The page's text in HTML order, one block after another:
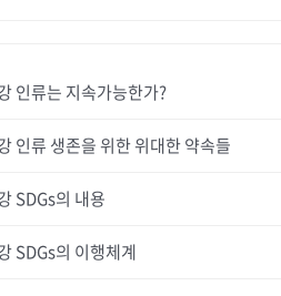
인류는 지속가능한가?
인류 생존을 위한 위대한 약속들
SDGs의 내용
SDGs의 이행체계